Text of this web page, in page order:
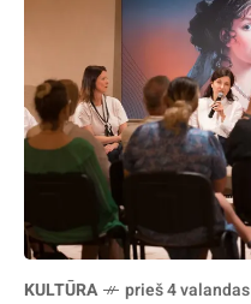
KULTŪRA prieš 4 valandas